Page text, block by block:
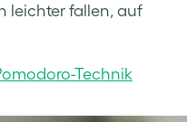
leichter fallen, auf
Technik